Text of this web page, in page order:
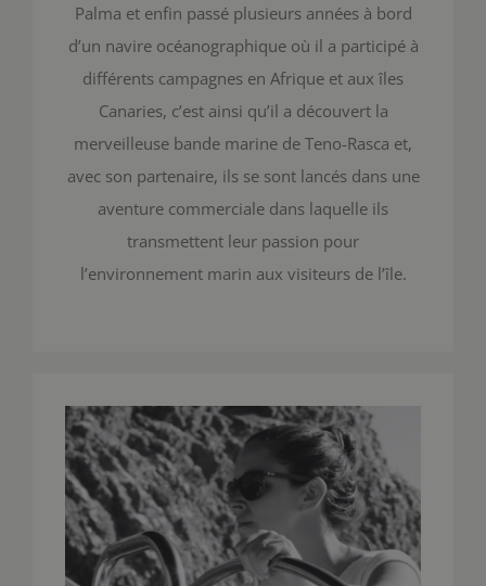
Palma et enfin passé plusieurs années à bord
d’un navire océanographique où il a participé à
différents campagnes en Afrique et aux îles
Canaries, c’est ainsi qu’il a découvert la
merveilleuse bande marine de Teno-Rasca et,
avec son partenaire, ils se sont lancés dans une
aventure commerciale dans laquelle ils
transmettent leur passion pour
l’environnement marin aux visiteurs de l’île.